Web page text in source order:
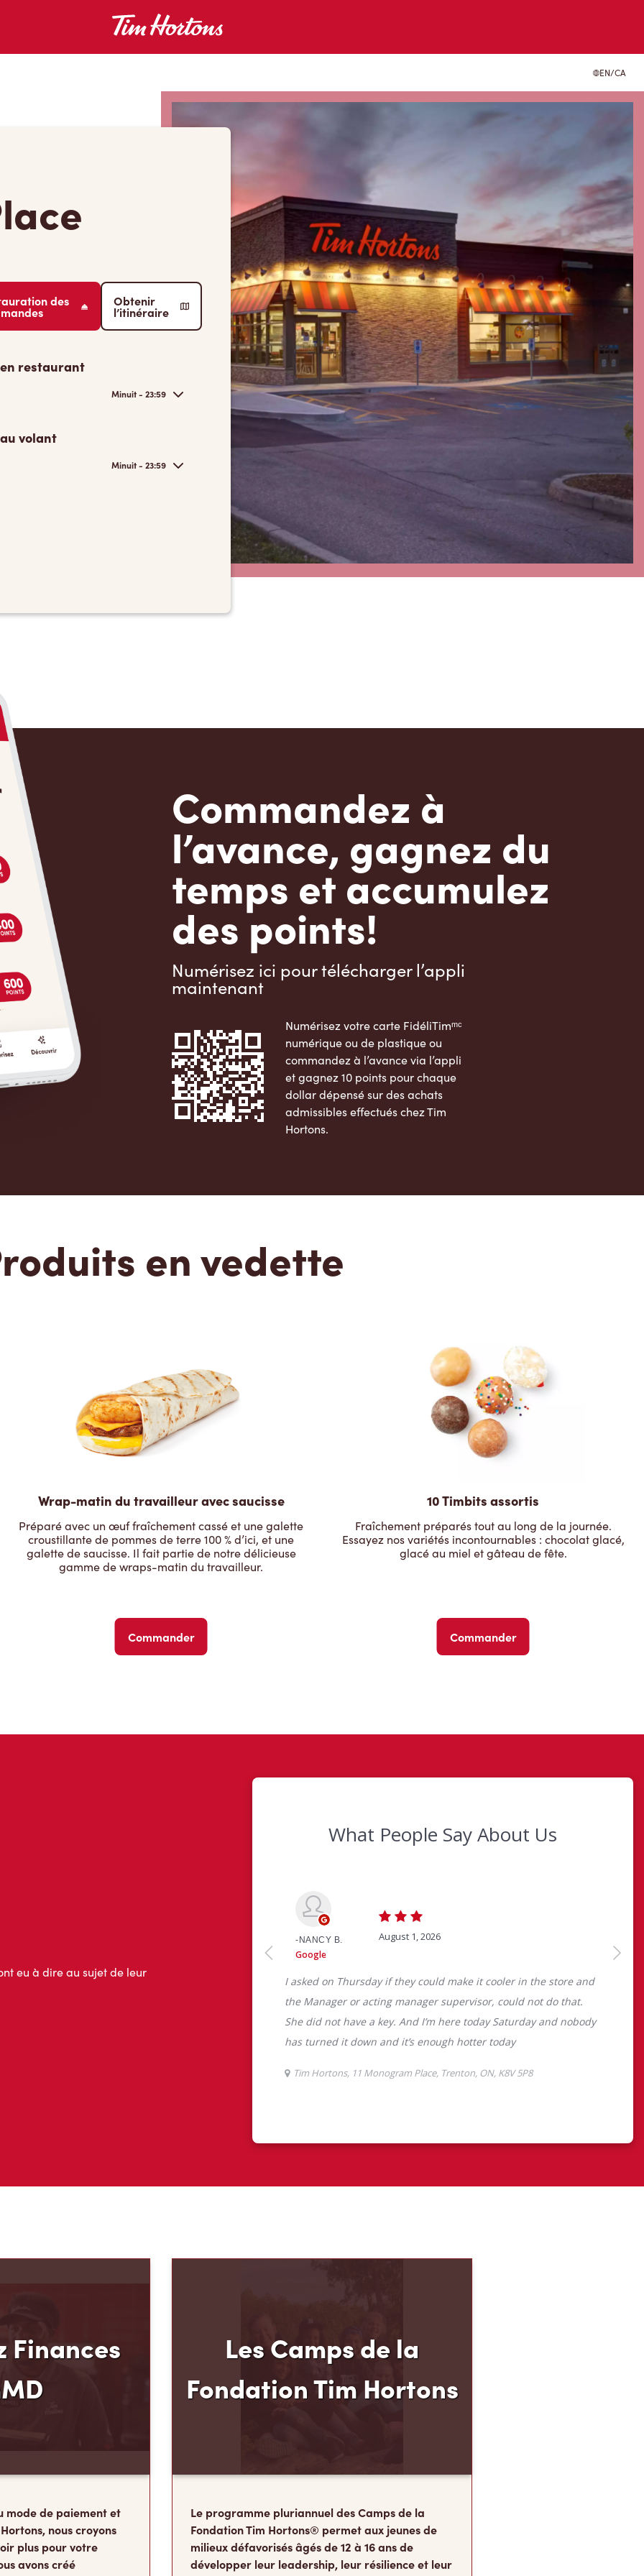
EN/CA
des Obtenir
l’itinéraire
restaurant
Minuit - 23:59
volant
Minuit - 23:59
Commandez à
l’avance, gagnez du
temps et accumulez
des points!
Numérisez ici pour télécharger l’appli
maintenant
Numérisez votre carte FidéliTimᵐᶜ
numérique ou de plastique ou
commandez à l’avance via l’appli
et gagnez 10 points pour chaque
dollar dépensé sur des achats
admissibles effectués chez Tim
Hortons.
en vedette
Wrap-matin du travailleur avec saucisse
Préparé avec un œuf fraîchement cassé et une galette
croustillante de pommes de terre 100 % d’ici, et une
galette de saucisse. Il fait partie de notre délicieuse
gamme de wraps-matin du travailleur.
Commander
10 Timbits assortis
Fraîchement préparés tout au long de la journée.
Essayez nos variétés incontournables : chocolat glacé,
glacé au miel et gâteau de fête.
Commander
mode de paiement et
plus pour votre
avons créé
de crédit TimMD,
Fondation Tim Hortons
Le programme pluriannuel des Camps de la
milieux défavorisés âgés de 12 à 16 ans de
développer leur leadership, leur résilience et leur
sens des responsabilités, au moment carrefour
de leur vie où ils déterminent ce qu’ils